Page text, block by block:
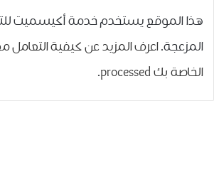
هذا الموقع يستخدم خدمة أكيسميت
المزعجة.اعرف المزيد عن كيفية التعامل
الخاصة بك processed
.